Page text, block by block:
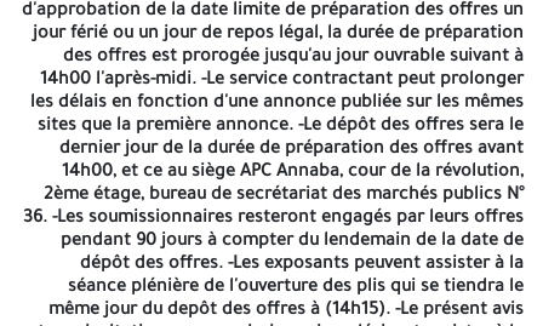
Copie de registre de commerce électronique inclue
l'activité de cahier des charges.
Copie de l'extrait de rôle moins de 03 mois en cours
de validité apuré ou accompagniez d'un échéancier
pour le paiement délivré par l'inspection des impôts.
Copie du numéro d'identification fiscale (NIF)
Les attestations de la mise à jour (CASNOS; CNAS) en
cours de validité.
L'attestation de dépôt légal des comptes sociaux pour
les sociétés soumis au droit algérien
Copié de relevé d'identité bancaire (RIB).
Un copie de l'avis de notification de NIS.
exterminateur (soumettre une copie identique a
l'originale).
d'approbation de la date limite de préparation des offres un
jour férié ou un jour de repos légal, la durée de préparation
des offres est prorogée jusqu'au jour ouvrable suivant à
14h00 l'après-midi. -Le service contractant peut prolonger
les délais en fonction d'une annonce publiée sur les mêmes
sites que la première annonce. -Le dépôt des offres sera le
dernier jour de la durée de préparation des offres avant
14h00, et ce au siège APC Annaba, cour de la révolution,
2ème étage, bureau de secrétariat des marchés publics N°
36. -Les soumissionnaires resteront engagés par leurs offres
pendant 90 jours à compter du lendemain de la date de
dépôt des offres. -Les exposants peuvent assister à la
séance plénière de l'ouverture des plis qui se tiendra le
même jour du depôt des offres à (14h15). -Le présent avis